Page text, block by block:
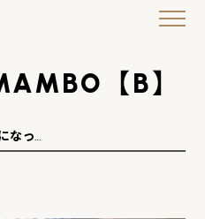
【B】
なっ…